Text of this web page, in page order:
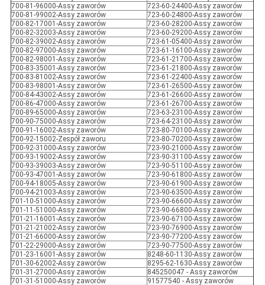
700-81-96000-Assy zaworów
723-60-24400-Assy zaworów
700-81-99002-Assy zaworów
723-60-24800-Assy zaworów
700-82-17001-Assy zaworów
723-60-28200-Assy zaworów
700-82-32003-Assy zaworów
723-60-29200-Assy zaworów
700-82-39002-Assy zaworów
723-61-05400-Assy zaworów
700-82-97000-Assy zaworów
723-61-16100-Assy zaworów
700-82-98001-Assy zaworów
723-61-21700-Assy zaworów
700-83-35001-Assy zaworów
723-61-21800-Assy zaworów
700-83-81002-Assy zaworów
723-61-22400-Assy zaworów
700-83-98001-Assy zaworów
723-61-26500-Assy zaworów
700-84-43002-Assy zaworów
723-61-26600-Assy zaworów
700-86-47000-Assy zaworów
723-61-26700-Assy zaworów
700-89-65000-Assy zaworów
723-63-23100-Assy zaworów
700-90-75000-Assy zaworów
723-64-23100-Assy zaworów
700-91-16002-Assy zaworów
723-80-70100-Assy zaworów
700-92-15002-Zespół zaworu
723-80-70200-Assy zaworów
700-92-31000-Assy zaworów
723-90-21000-Assy zaworów
700-93-19002-Assy zaworów
723-90-31100-Assy zaworów
700-93-39003-Assy zaworów
723-90-51100-Assy zaworów
700-93-47001-Assy zaworów
723-90-61800-Assy zaworów
700-94-18005-Assy zaworów
723-90-61900-Assy zaworów
700-94-21003-Assy zaworów
723-90-63500-Assy zaworów
701-10-51000-Assy zaworów
723-90-66600-Assy zaworów
701-11-51000-Assy zaworów
723-90-66800-Assy zaworów
701-21-16001-Assy zaworów
723-90-67100-Assy zaworów
701-21-21002-Assy zaworów
723-90-76900-Assy zaworów
701-21-66000-Assy zaworów
723-90-77200-Assy zaworów
701-22-29000-Assy zaworów
723-90-77500-Assy zaworów
701-23-16001-Assy zaworów
8248-60-1130-Assy zaworów
701-30-62002-Assy zaworów
8295-62-1630-Assy zaworów
701-31-27000-Assy zaworów
845250047 - Assy zaworów
701-31-51000-Assy zaworów
91577540 - Assy zaworów